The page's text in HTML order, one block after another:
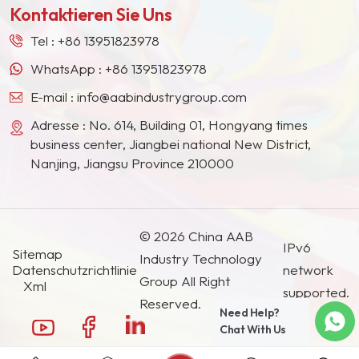
und kontrollierbare
Partikelgrößenverteilung.
Südostasien, Japan, Südkorea und anderen
Ländern und Regionen geworden.
Kontaktieren Sie Uns
Tel : +86 13951823978
WhatsApp : +86 13951823978
E-mail : info@aabindustrygroup.com
Adresse : No. 614, Building 01, Hongyang times
business center, Jiangbei national New District,
Nanjing, Jiangsu Province 210000
Sitemap
Datenschutzrichtlinie
Xml
© 2026 China AAB
Industry Technology
Group All Right
Reserved.
IPv6
network
supported.
Need Help?
Chat With Us